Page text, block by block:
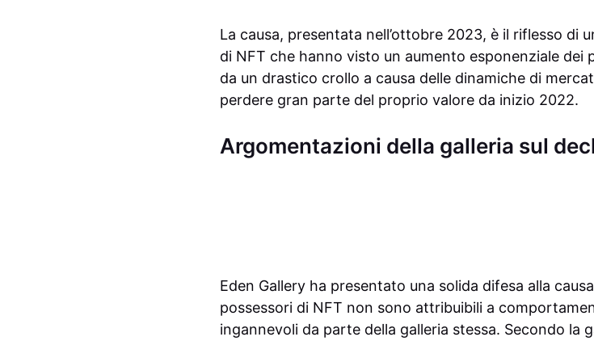
La causa, presentata nell’ottobre 2023, è il riflesso
di NFT che hanno visto un aumento esponenziale dei
da un drastico crollo a causa delle dinamiche di
perdere gran parte del proprio valore da inizio 2022.
Argomentazioni della galleria sul
Eden Gallery ha presentato una solida difesa alla
possessori di NFT non sono attribuibili a
ingannevoli da parte della galleria stessa. Secondo la